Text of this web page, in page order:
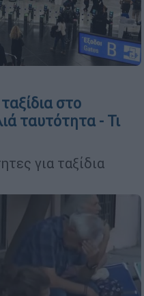
στο
ταυτότητα - Τι
για ταξίδια